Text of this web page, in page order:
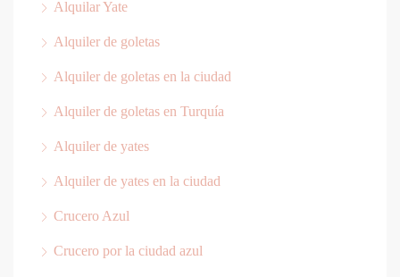
Alquilar Yate
Alquiler de goletas
Alquiler de goletas en la ciudad
Alquiler de goletas en Turquía
Alquiler de yates
Alquiler de yates en la ciudad
Crucero Azul
Crucero por la ciudad azul